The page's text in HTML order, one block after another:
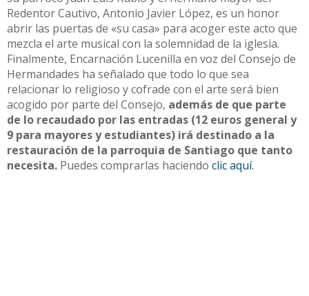
Redentor Cautivo, Antonio Javier López, es un honor
abrir las puertas de «su casa» para acoger este acto que
mezcla el arte musical con la solemnidad de la iglesia.
Finalmente, Encarnación Lucenilla en voz del Consejo de
Hermandades ha señalado que todo lo que sea
relacionar lo religioso y cofrade con el arte será bien
acogido por parte del Consejo, además de que parte
de lo recaudado por las entradas (12 euros general y
9 para mayores y estudiantes) irá destinado a la
restauración de la parroquia de Santiago que tanto
necesita. Puedes comprarlas haciendo clic aquí.